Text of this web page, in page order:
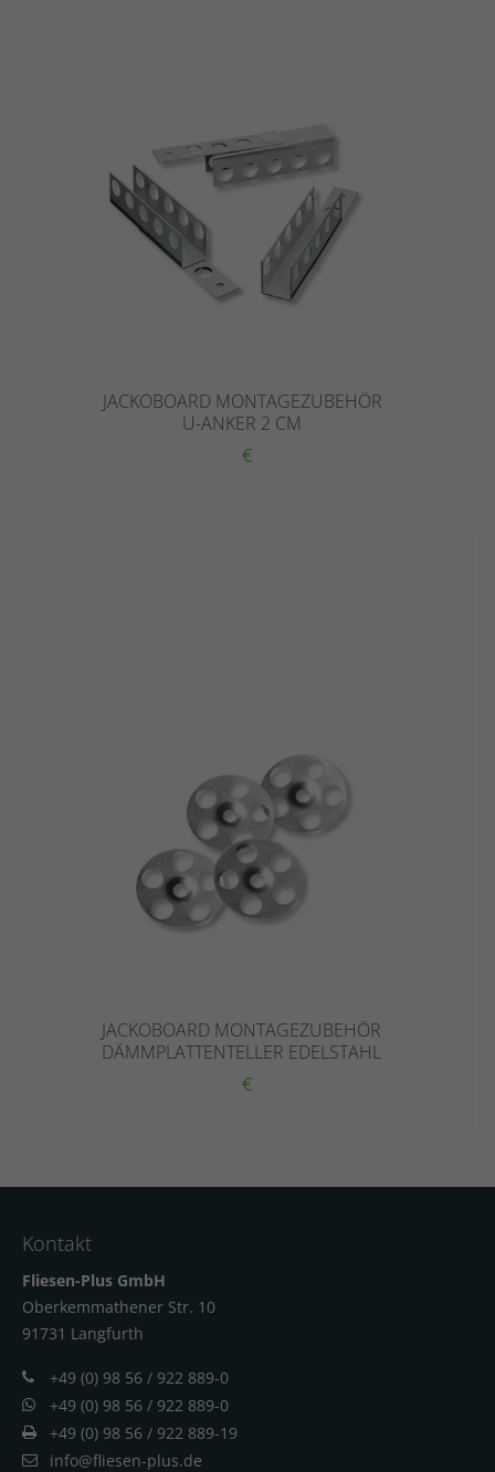
JACKOBOARD MONTAGEZUBEHÖR
U-ANKER 2 CM
€
JACKOBOARD MONTAGEZUBEHÖR
DÄMMPLATTENTELLER EDELSTAHL
€
Kontakt
Fliesen-Plus GmbH
Oberkemmathener Str. 10
91731 Langfurth
+49 (0) 98 56 / 922 889-0
+49 (0) 98 56 / 922 889-0
+49 (0) 98 56 / 922 889-19
info@fliesen-plus.de